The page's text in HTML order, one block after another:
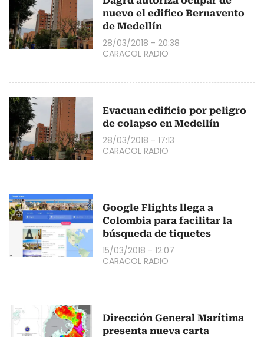
nuevo el edifico Bernavento
de Medellín
28/03/2018 - 20:38
CARACOL RADIO
Evacuan edificio por peligro
de colapso en Medellín
28/03/2018 - 17:13
CARACOL RADIO
Google Flights llega a
Colombia para facilitar la
búsqueda de tiquetes
15/03/2018 - 12:07
CARACOL RADIO
Dirección General Marítima
presenta nueva carta